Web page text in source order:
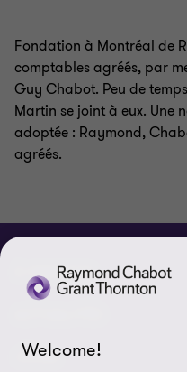
Fondation à Montréal de
comptables agréés, par
Guy Chabot. Peu de
Martin se joint à eux. Une
adoptée : Raymond,
agréés.
À PROPOS
Événements et webinaires
Nouvelles / communiqués
LÉGAL
Welcome!